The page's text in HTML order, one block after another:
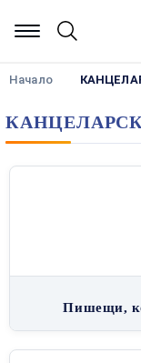
Начало
Пишещи,